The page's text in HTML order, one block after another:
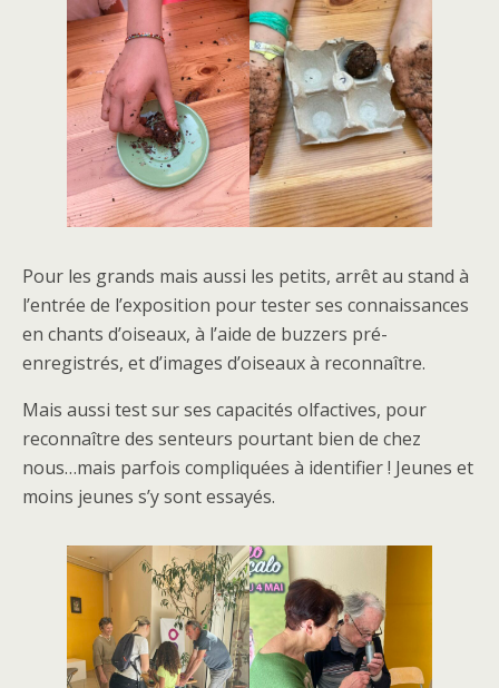
Pour les grands mais aussi les petits, arrêt au stand à
l’entrée de l’exposition pour tester ses connaissances
en chants d’oiseaux, à l’aide de buzzers pré-
enregistrés, et d’images d’oiseaux à reconnaître.
Mais aussi test sur ses capacités olfactives, pour
reconnaître des senteurs pourtant bien de chez
nous…mais parfois compliquées à identifier ! Jeunes et
moins jeunes s’y sont essayés.